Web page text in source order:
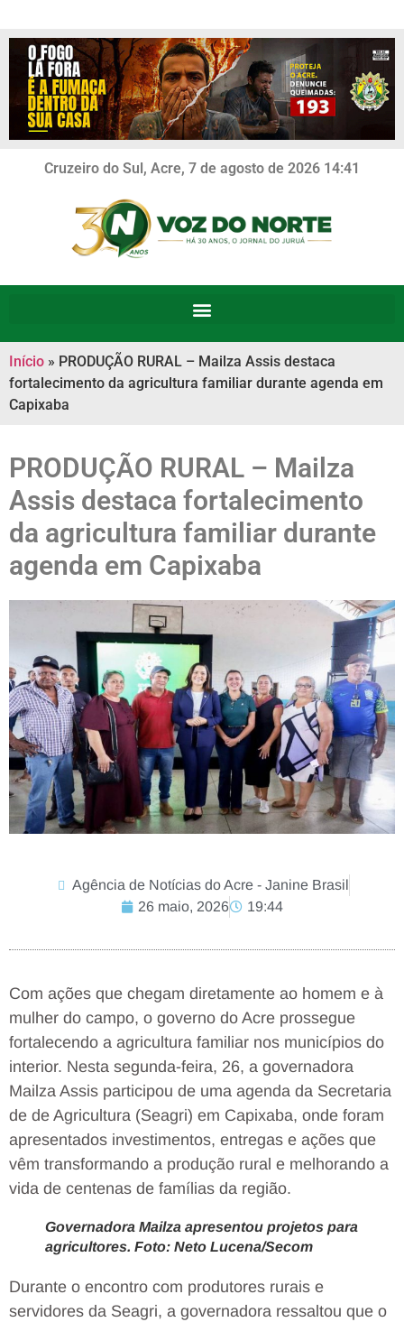
Cruzeiro do Sul, Acre, 7 de agosto de 2026 14:41
Início » PRODUÇÃO RURAL – Mailza Assis destaca
fortalecimento da agricultura familiar durante agenda em
Capixaba
PRODUÇÃO RURAL – Mailza
Assis destaca fortalecimento
da agricultura familiar durante
agenda em Capixaba
Agência de Notícias do Acre - Janine Brasil
26 maio, 2026
19:44
Com ações que chegam diretamente ao homem e à
mulher do campo, o governo do Acre prossegue
fortalecendo a agricultura familiar nos municípios do
interior. Nesta segunda-feira, 26, a governadora
Mailza Assis participou de uma agenda da Secretaria
de de Agricultura (Seagri) em Capixaba, onde foram
apresentados investimentos, entregas e ações que
vêm transformando a produção rural e melhorando a
vida de centenas de famílias da região.
Governadora Mailza apresentou projetos para
agricultores. Foto: Neto Lucena/Secom
Durante o encontro com produtores rurais e
servidores da Seagri, a governadora ressaltou que o